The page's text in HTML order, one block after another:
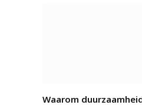
Waarom